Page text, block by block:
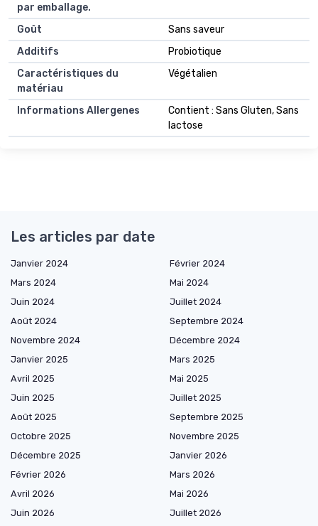
par emballage.
Goût
Sans saveur
Additifs
Probiotique
Caractéristiques du
matériau
Végétalien
Informations Allergenes
Contient : Sans Gluten, Sans
lactose
Les articles par date
Janvier 2024
Février 2024
Mars 2024
Mai 2024
Juin 2024
Juillet 2024
Août 2024
Septembre 2024
Novembre 2024
Décembre 2024
Janvier 2025
Mars 2025
Avril 2025
Mai 2025
Juin 2025
Juillet 2025
Août 2025
Septembre 2025
Octobre 2025
Novembre 2025
Décembre 2025
Janvier 2026
Février 2026
Mars 2026
Avril 2026
Mai 2026
Juin 2026
Juillet 2026